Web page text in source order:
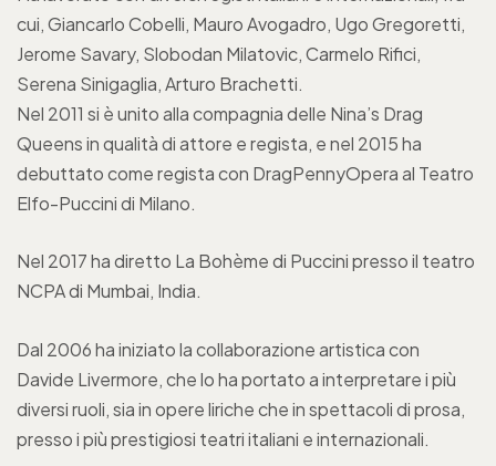
cui, Giancarlo Cobelli, Mauro Avogadro, Ugo Gregoretti,
Jerome Savary, Slobodan Milatovic, Carmelo Rifici,
Serena Sinigaglia, Arturo Brachetti.
Nel 2011 si è unito alla compagnia delle Nina’s Drag
Queens in qualità di attore e regista, e nel 2015 ha
debuttato come regista con DragPennyOpera al Teatro
Elfo-Puccini di Milano.
Nel 2017 ha diretto La Bohème di Puccini presso il teatro
NCPA di Mumbai, India.
Dal 2006 ha iniziato la collaborazione artistica con
Davide Livermore, che lo ha portato a interpretare i più
diversi ruoli, sia in opere liriche che in spettacoli di prosa,
presso i più prestigiosi teatri italiani e internazionali.